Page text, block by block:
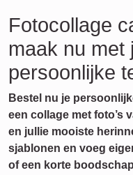
Fotocollage
maak nu met
persoonlijke
Bestel nu je
een collage met foto’s
en jullie mooiste
sjablonen en voeg
of een korte